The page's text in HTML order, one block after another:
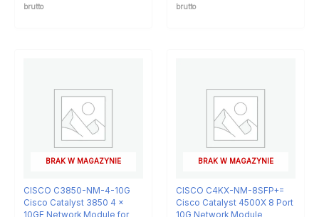
brutto brutto
BRAK W MAGAZYNIE
CISCO C3850-NM-4-10G
Cisco Catalyst 3850 4 x
BRAK W MAGAZYNIE
CISCO C4KX-NM-8SFP+=
Cisco Catalyst 4500X 8 Port